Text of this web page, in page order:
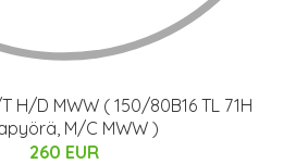
H/D MWW ( 150/80B16 TL 71H
M/C MWW )
260 EUR